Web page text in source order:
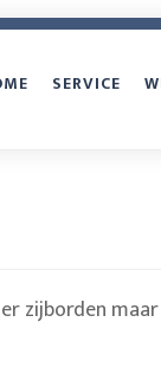
SERVICE
zijborden